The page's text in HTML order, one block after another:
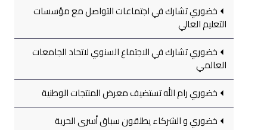
خضوري تشارك في اجتماعات التواصل مع مؤسسات
التعليم العالي
خضوري تشارك في الاجتماع السنوي لاتحاد الجامعات
العالمي
خضوري رام الله تستضيف معرض المنتجات الوطنية
خضوري و الشركاء يطلقون سباق أسرى الحرية